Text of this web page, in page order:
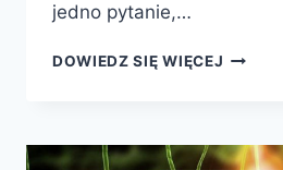
jedno pytanie,…
DOWIEDZ SIĘ WIĘCEJ CO